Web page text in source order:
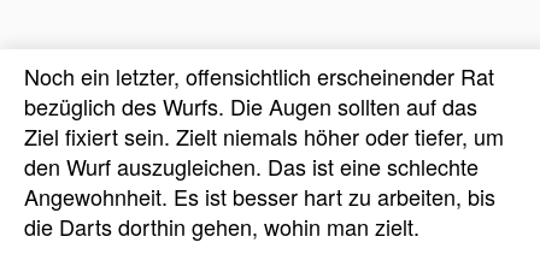
Noch ein letzter, offensichtlich erscheinender Rat
bezüglich des Wurfs. Die Augen sollten auf das
Ziel fixiert sein. Zielt niemals höher oder tiefer, um
den Wurf auszugleichen. Das ist eine schlechte
Angewohnheit. Es ist besser hart zu arbeiten, bis
die Darts dorthin gehen, wohin man zielt.